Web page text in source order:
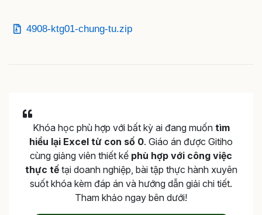
4908-ktg01-chung-tu.zip
Khóa học phù hợp với bất kỳ ai đang muốn tìm
hiểu lại Excel từ con số 0. Giáo án được Gitiho
cùng giảng viên thiết kế phù hợp với công việc
thực tếtại doanh nghiệp, bài tập thực hành xuyên
suốt khóa kèm đáp án và hướng dẫn giải chi tiết.
Tham khảo ngay bên dưới!